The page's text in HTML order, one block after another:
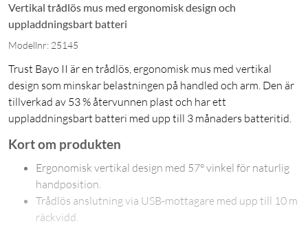
Vertikal trådlös mus med ergonomisk design och
uppladdningsbart batteri
Modellnr: 25145
Trust Bayo II är en trådlös, ergonomisk mus med vertikal
design som minskar belastningen på handled och arm. Den är
tillverkad av 53 % återvunnen plast och har ett
uppladdningsbart batteri med upp till 3 månaders batteritid.
Kort om produkten
Ergonomisk vertikal design med 57° vinkel för naturlig
handposition.
Trådlös anslutning via USB-mottagare med upp till 10 m
räckvidd.